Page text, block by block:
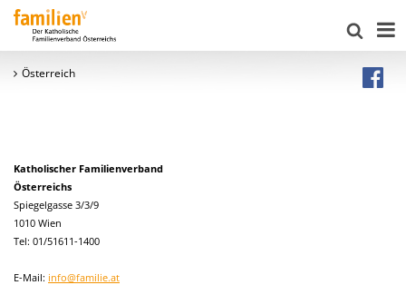
Österreich
Katholischer Familienverband
Österreichs
Spiegelgasse 3/3/9
1010 Wien
Tel: 01/51611-1400
E-Mail: info@familie.at